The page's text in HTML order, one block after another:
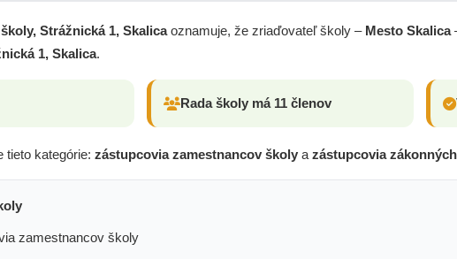
Strážnická 1, Skalicaoznamuje, že zriaďovateľ školy – Mesto Skalica
1, Skalica.
Rada školy má 11 členov
tieto kategórie: zástupcovia zamestnancov školy a zástupcovia
zamestnancov školy